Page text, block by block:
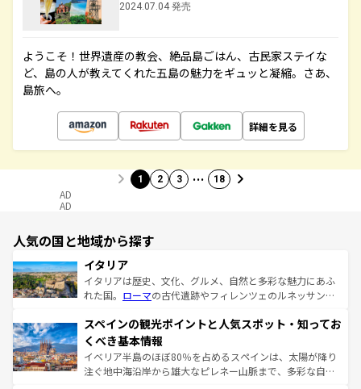
2024.07.04 発売
ようこそ！世界遺産の教会、絶品島ごはん、古民家ステイな
ど、島の人が教えてくれた五島の魅力をギュッと凝縮。さあ、
島旅へ。
詳細を見る
1 2 3 … 18
AD
AD
人気の国と地域から探す
イタリア
イタリアは歴史、文化、グルメ、自然と多彩な魅力にあふ
れた国。 ローマの古代遺跡やフィレンツェのルネッサンス
ろん、トスカーナの美しい田園風景やアマルフィ海岸の絶
景など、自然景観も見逃せない。観光の合間には、本場の
ピザやパスタなど、絶品のイタリア料理を堪能することも
できる。朝目覚めてから夜眠るまで、すべての瞬間を楽し
スペインの観光ポイントと人気スポット・知ってお
くべき基本情報
イベリア半島のほぼ80％を占めるスペインは、太陽が降り
注ぐ地中海沿岸から雄大なピレネー山脈まで、多彩な自然